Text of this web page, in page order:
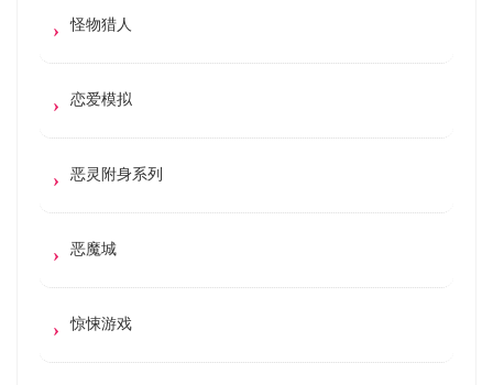
怪物猎人
恋爱模拟
恶灵附身系列
恶魔城
惊悚游戏